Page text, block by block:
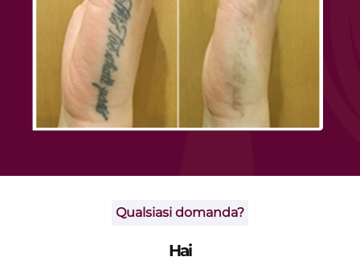
Qualsiasi domanda?
Hai